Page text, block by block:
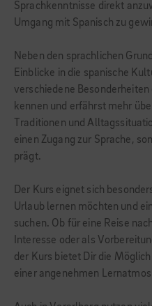
Sprachkenntnisse direkt
Umgang mit Spanisch zu
Neben den sprachlichen
Einblicke in die spanische
verschiedene
kennen und erfährst mehr
Traditionen und
einen Zugang zur Sprache,
prägt.
Der Kurs eignet sich
Urlaub lernen möchten und
suchen. Ob für eine Reise
Interesse oder als
der Kurs bietet Dir die
einer angenehmen